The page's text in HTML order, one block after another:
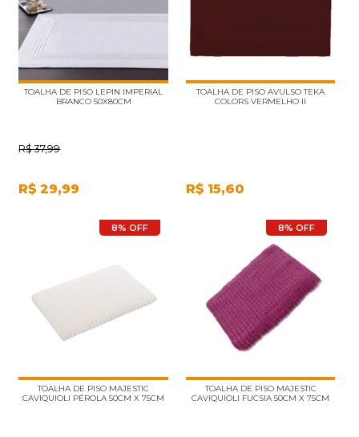
TOALHA DE PISO LEPIN IMPERIAL
BRANCO 50X80CM
R$ 37,99
R$ 29,99
TOALHA DE PISO AVULSO TEKA
COLORS VERMELHO II
R$ 15,60
8% OFF
TOALHA DE PISO MAJESTIC
CAVIQUIOLI PÉROLA 50CM X 75CM
8% OFF
TOALHA DE PISO MAJESTIC
CAVIQUIOLI FUCSIA 50CM X 75CM